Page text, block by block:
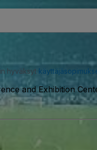
hyväksyt
and Exhibition